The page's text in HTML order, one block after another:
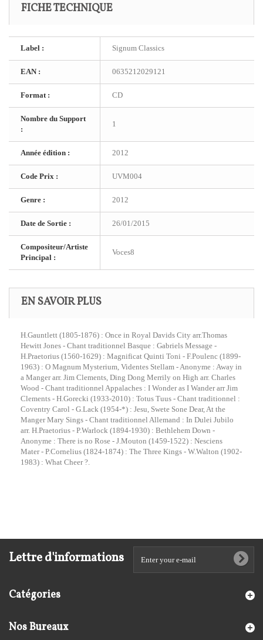
FICHE TECHNIQUE
Label : Signum Classics
EAN : 0635212029121
Format : CD
Nombre du Support
:
1
Année édition : 2012
Code Prix : UVM004
Genre : 2012
Date de Sortie : 26/01/2015
Compositeur/Artiste
Principal :
Voces8
EN SAVOIR PLUS
H.Gauntlett (1805-1876) : Once in Royal Davids City arr.Thomas
Hewitt Jones - Chant traditionnel Basque : Gabriels Message -
H.Praetorius (1560-1629) : Magnificat Quinti Toni - F.Poulenc (1899-
1963) : O Magnum Mysterium, Videntes Stellam - Anonyme : Away in
a Manger arr. Jim Clements, Ding Dong Merrily on High arr. Charles
Wood - Chant traditionnel Appalaches : I Wonder as I Wander arr Jim
Clements - H.Gorecki (1933-2010) : Totus Tuus - Chant traditionnel :
Coventry Carol - G.Lack (1954-*) : Jesu, Swete Sone Dear, At the
Manger Mary Sings - Chant traditionnel Allemand : In Dulei Jubilo
arr. H.Praetorius - P.Warlock (1894-1930) : Bethlehem Down -
Anonyme : There is no Rose - J.Mouton (1459-1522) : Nesciens
Mater - P.Cornelius (1824-1874) : The Three Kings - W.Walton (1902-
1983) : What Cheer ?.
Lettre d'informations
Catégories
Nos Bureaux